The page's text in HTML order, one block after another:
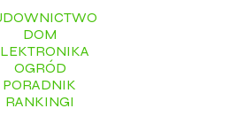
DOM
OGRÓD
PORADNIK
RANKINGI